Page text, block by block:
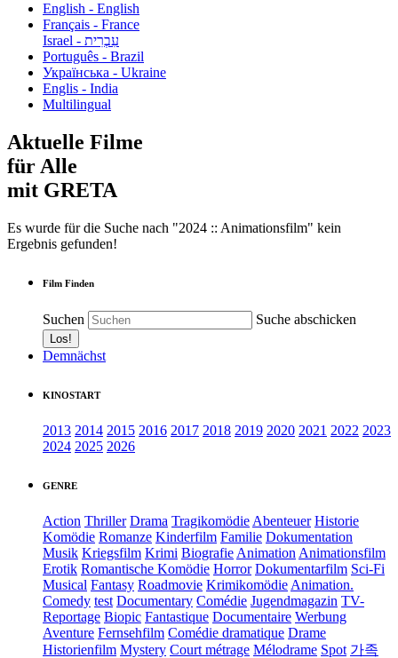
English - English
Français - France
עִבְרִית - Israel
Português - Brazil
Українська - Ukraine
Englis - India
Multilingual
Aktuelle Filme
für Alle
mit GRETA
Es wurde für die Suche nach "2024 :: Animationsfilm" kein
Ergebnis gefunden!
Film Finden
Suchen Suche abschicken
Demnächst
KINOSTART
2013 2014 2015 2016 2017 2018 2019 2020 2021 2022 2023
2024 2025 2026
GENRE
Action Thriller Drama Tragikomödie Abenteuer Historie
Komödie Romanze Kinderfilm Familie Dokumentation
Musik Kriegsfilm Krimi Biografie Animation Animationsfilm
Erotik Romantische Komödie Horror Dokumentarfilm Sci-Fi
Musical Fantasy Roadmovie Krimikomödie Animation.
Comedy test Documentary Comédie Jugendmagazin TV-
Reportage Biopic Fantastique Documentaire Werbung
Aventure Fernsehfilm Comédie dramatique Drame
Historienfilm Mystery Court métrage Mélodrame Spot 가족